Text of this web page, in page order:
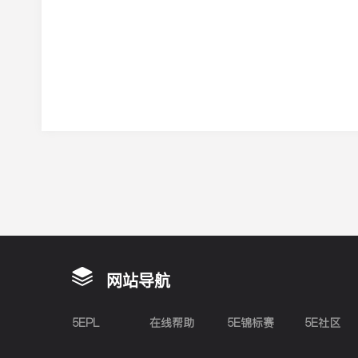
网站导航
5EPL 在线帮助 5E锦标赛 5E社区